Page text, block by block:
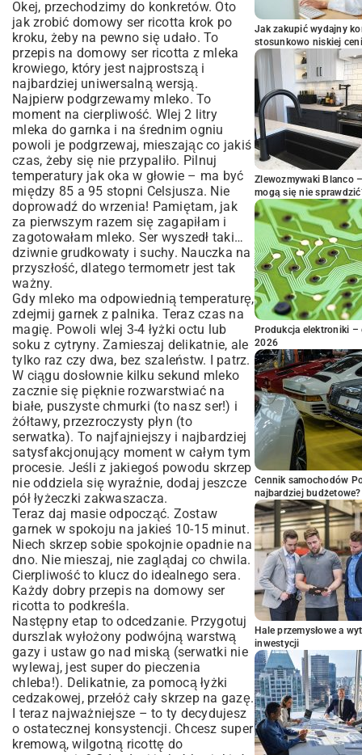
Okej, przechodzimy do konkretów. Oto
jak zrobić domowy ser ricotta krok po
kroku, żeby na pewno się udało. To
przepis na domowy ser ricotta z mleka
krowiego, który jest najprostszą i
najbardziej uniwersalną wersją.
Najpierw podgrzewamy mleko. To
moment na cierpliwość. Wlej 2 litry
mleka do garnka i na średnim ogniu
powoli je podgrzewaj, mieszając co jakiś
czas, żeby się nie przypaliło. Pilnuj
temperatury jak oka w głowie – ma być
między 85 a 95 stopni Celsjusza. Nie
doprowadź do wrzenia! Pamiętam, jak
za pierwszym razem się zagapiłam i
zagotowałam mleko. Ser wyszedł taki…
dziwnie grudkowaty i suchy. Nauczka na
przyszłość, dlatego termometr jest tak
ważny.
Gdy mleko ma odpowiednią temperaturę,
zdejmij garnek z palnika. Teraz czas na
magię. Powoli wlej 3-4 łyżki octu lub
soku z cytryny. Zamieszaj delikatnie, ale
tylko raz czy dwa, bez szaleństw. I patrz.
W ciągu dosłownie kilku sekund mleko
zacznie się pięknie rozwarstwiać na
białe, puszyste chmurki (to nasz ser!) i
żółtawy, przezroczysty płyn (to
serwatka). To najfajniejszy i najbardziej
satysfakcjonujący moment w całym tym
procesie. Jeśli z jakiegoś powodu skrzep
nie oddziela się wyraźnie, dodaj jeszcze
pół łyżeczki zakwaszacza.
Teraz daj masie odpocząć. Zostaw
garnek w spokoju na jakieś 10-15 minut.
Niech skrzep sobie spokojnie opadnie na
dno. Nie mieszaj, nie zaglądaj co chwila.
Cierpliwość to klucz do idealnego sera.
Każdy dobry przepis na domowy ser
ricotta to podkreśla.
Następny etap to odcedzanie. Przygotuj
durszlak wyłożony podwójną warstwą
gazy i ustaw go nad miską (serwatki nie
wylewaj, jest super do pieczenia
chleba!). Delikatnie, za pomocą łyżki
cedzakowej, przełóż cały skrzep na gazę.
I teraz najważniejsze – to ty decydujesz
o ostatecznej konsystencji. Chcesz super
kremową, wilgotną ricottę do
Jak zakupić wydajny
stosunkowo niskiej
Zlewozmywaki Blanco
mogą się nie
Produkcja elektroniki –
2026
Cennik samochodów
najbardziej budżetowe?
Hale przemysłowe a
inwestycji